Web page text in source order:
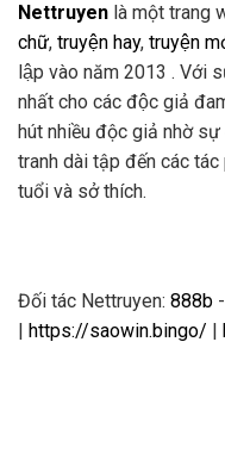
Nettruyen là một trang
chữ, truyện hay, truyện
lập vào năm 2013 . Với
nhất cho các độc giả
hút nhiều độc giả nhờ
tranh dài tập đến các
tuổi và sở thích.
Đối tác Nettruyen: 888b -
| https://saowin.bingo/ |